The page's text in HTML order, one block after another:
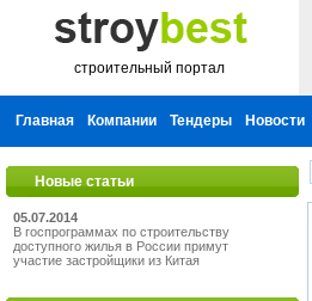
строительный портал
Главная Компании Тендеры Новости
Новые статьи
05.07.2014
В госпрограммах по строительству
доступного жилья в России примут
участие застройщики из Китая